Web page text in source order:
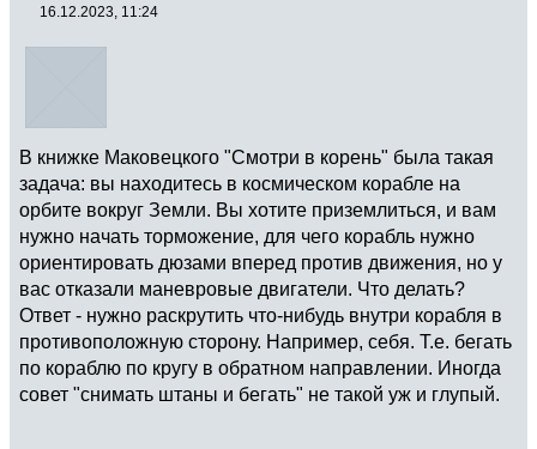
16.12.2023, 11:24
В книжке Маковецкого "Смотри в корень" была такая
задача: вы находитесь в космическом корабле на
орбите вокруг Земли. Вы хотите приземлиться, и вам
нужно начать торможение, для чего корабль нужно
ориентировать дюзами вперед против движения, но у
вас отказали маневровые двигатели. Что делать?
Ответ - нужно раскрутить что-нибудь внутри корабля в
противоположную сторону. Например, себя. Т.е. бегать
по кораблю по кругу в обратном направлении. Иногда
совет "снимать штаны и бегать" не такой уж и глупый.